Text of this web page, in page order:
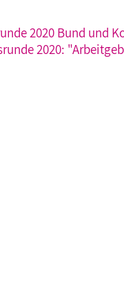
2020 Bund und
2020: